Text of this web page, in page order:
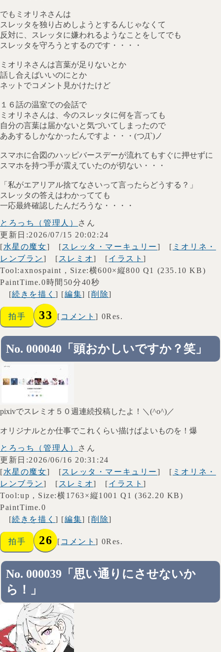
でもミオリネさんは
スレッタを独り占めしようとするんじゃなくて
反対に、スレッタに嫌われるようなことをしてでも
スレッタを守ろうとするのです・・・・
ミオリネさんは言葉が足りないとか
話し合えばいいのにとか
ネットでコメント見かけたけど
１６話の温室での会話で
ミオリネさんは、今のスレッタに何を言っても
自分の言葉は届かないと気づいてしまったので
ああするしかなかったんですよ・・・(つД`)ノ
スマホに合図のハッピバースデーが流れてもすぐに押せずに
スマホを持つ手が震えていたのが切ない・・・
「私がエアリアル捨てなさいって言ったらどうする？」
スレッタの答えはわかってても
一応最終確認したんだろうな・・・・
とろっち（管理人） さん
更新日:2026/07/15 20:02:24
[水星の魔女] [スレッタ・マーキュリー] [ ミオリネ・
レンブラン] [ スレミオ] [イラスト]
Tool:axnospaint , Size:横600×縦800 Q1 (235.10 KB)
PaintTime.0時間50分40秒
[続きを描く] [編集] [削除]
拍手 33 [ コメント] 0Res.
No. 000040「頭おかしいですか？笑」
pixivでスレミオ５０週連続投稿したよ！＼(^o^)／
オリジナルとか仕事でこれくらい描けばよいものを！爆
とろっち（管理人） さん
更新日:2026/06/16 20:31:24
[水星の魔女] [スレッタ・マーキュリー] [ ミオリネ・
レンブラン] [ スレミオ] [イラスト]
Tool:up , Size:横1763×縦1001 Q1 (362.20 KB)
PaintTime.0
[続きを描く] [編集] [削除]
拍手 26 [ コメント] 0Res.
No. 000039「思い通りにさせないか
ら！」